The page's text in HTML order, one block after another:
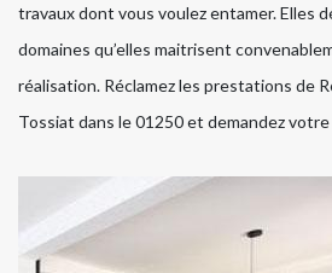
travaux dont vous voulez entamer. Elles
domaines qu’elles maitrisent
réalisation. Réclamez les prestations de
Tossiat dans le 01250 et demandez votre